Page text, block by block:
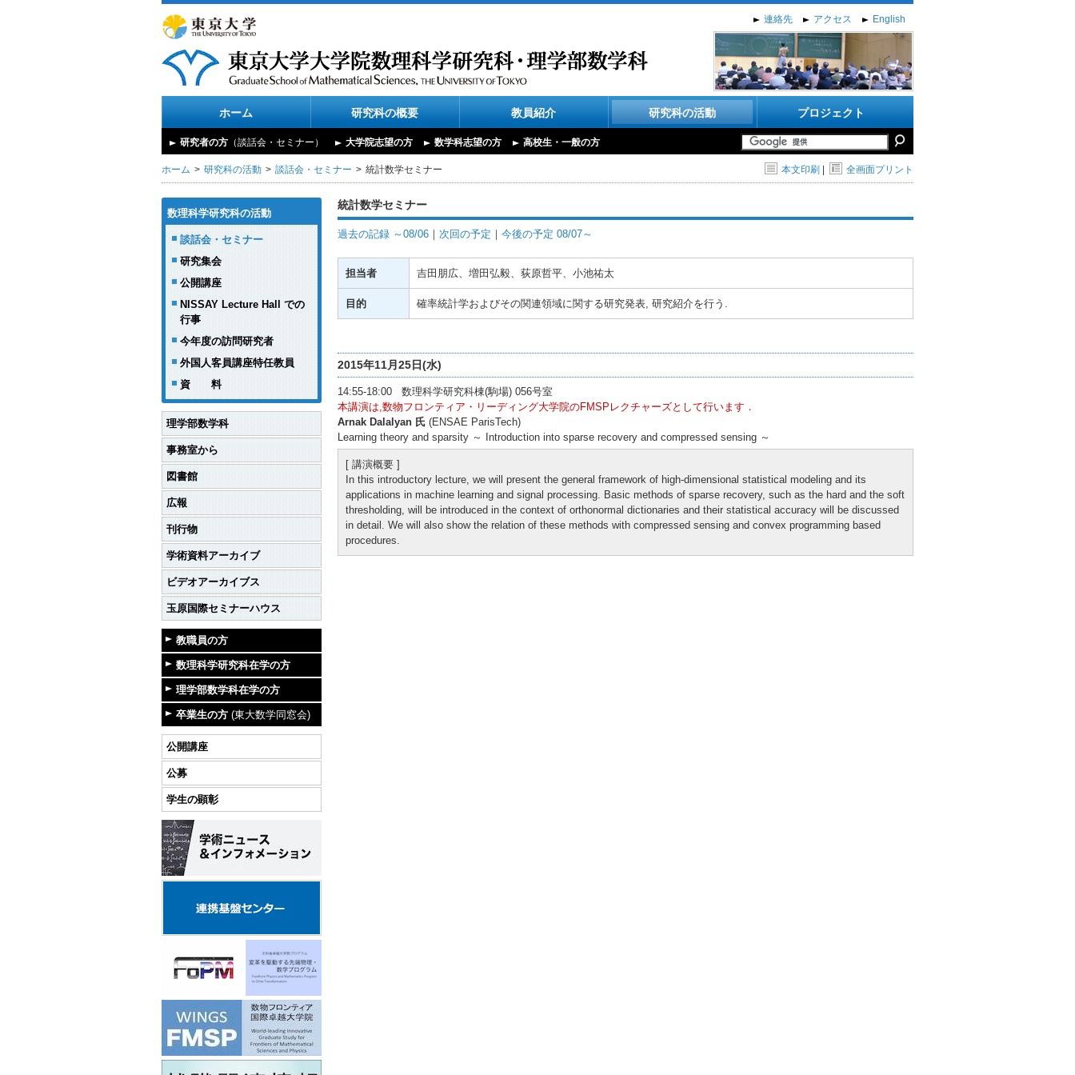
連絡先 アクセス English
ホーム 研究科の概要 教員紹介 研究科の活動 プロジェクト
研究者の方 （談話会・セミナー） 大学院志望の方 数学科志望の方 高校生・一般の方
ホーム 研究科の活動 談話会・セミナー 統計数学セミナー 本文印刷 全画面プリント
数理科学研究科の活動
談話会・セミナー
研究集会
公開講座
NISSAY Lecture Hall での
行事
今年度の訪問研究者
外国人客員講座特任教員
資 料
理学部数学科
事務室から
図書館
広報
刊行物
学術資料アーカイブ
ビデオアーカイブス
玉原国際セミナーハウス
教職員の方
数理科学研究科在学の方
理学部数学科在学の方
卒業生の方 (東大数学同窓会)
公開講座
公募
学生の顕彰
統計数学セミナー
過去の記録 ～08/06 ｜ 次回の予定 ｜ 今後の予定 08/07～
担当者 吉田朋広、増田弘毅、荻原哲平、小池祐太
目的 確率統計学およびその関連領域に関する研究発表, 研究紹介を行う.
2015年11月25日(水)
14:55-18:00 数理科学研究科棟(駒場) 056号室
本講演は,数物フロンティア・リーディング大学院のFMSPレクチャーズとして行います．
Arnak Dalalyan 氏 (ENSAE ParisTech)
Learning theory and sparsity ～ Introduction into sparse recovery and compressed sensing ～
[ 講演概要 ]
In this introductory lecture, we will present the general framework of high-dimensional statistical modeling and its
applications in machine learning and signal processing. Basic methods of sparse recovery, such as the hard and the soft
thresholding, will be introduced in the context of orthonormal dictionaries and their statistical accuracy will be discussed
in detail. We will also show the relation of these methods with compressed sensing and convex programming based
procedures.